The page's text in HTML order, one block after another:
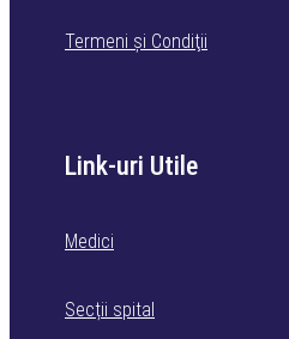
Termeni şi Condiţii
Link-uri Utile
Medici
Secții spital